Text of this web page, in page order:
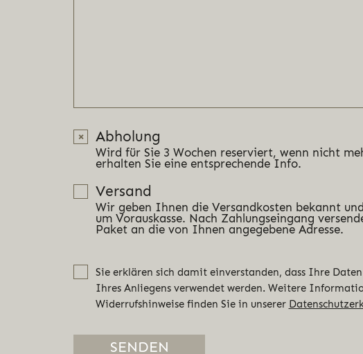
Abholung
Wird für Sie 3 Wochen reserviert, wenn nicht
erhalten Sie eine entsprechende Info.
Versand
Wir geben Ihnen die Versandkosten bekannt
um Vorauskasse. Nach Zahlungseingang
Paket an die von Ihnen angegebene Adresse.
Sie erklären sich damit einverstanden, dass Ihre
Ihres Anliegens verwendet werden. Weitere
Widerrufshinweise finden Sie in unserer